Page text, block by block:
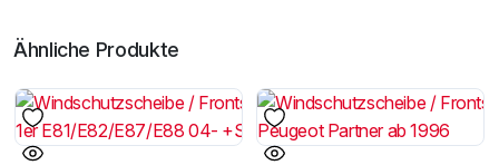
Ähnliche Produkte